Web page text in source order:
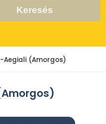
Keresés
Aegiali (Amorgos)